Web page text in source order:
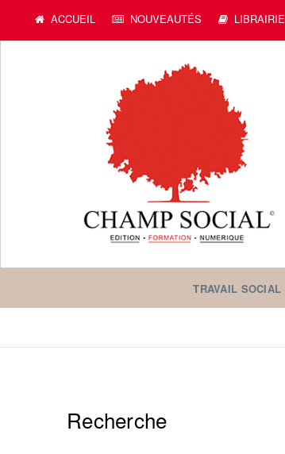
ACCUEIL NOUVEAUTÉS LIBRAIRIE
TRAVAIL SOCIAL
Recherche